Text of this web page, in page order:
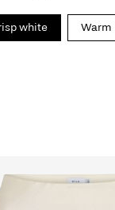
white Warm